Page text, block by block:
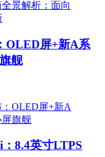
OLED屏+新A系
舰
8.4英寸LTPS